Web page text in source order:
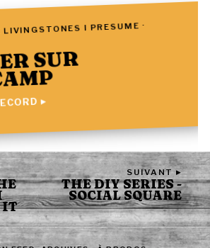
I PRESUME ·
SUR
▸
IT
SUIVANT ▸
THE DIY SERIES -
SOCIAL SQUARE